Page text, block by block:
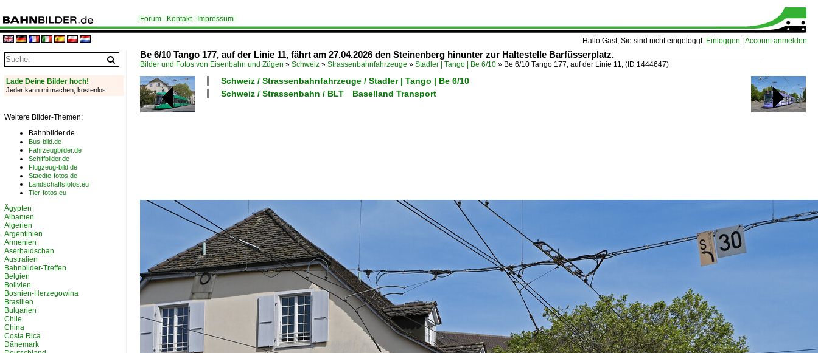
Hallo Gast, Sie sind nicht eingeloggt. Einloggen Account anmelden
Forum Kontakt Impressum
Be 6/10 Tango 177, auf der Linie 11, fährt am 27.04.2026 den Steinenberg hinunter zur Haltestelle Barfüsserplatz.
Bilder und Fotos von Eisenbahn und Zügen » Schweiz » Strassenbahnfahrzeuge » Stadler | Tango | Be 6/10 » Be 6/10 Tango 177, auf der Linie 11, (ID 1444647)
Schweiz / Strassenbahnfahrzeuge / Stadler | Tango | Be 6/10
Schweiz / Strassenbahn / BLT Baselland Transport
Lade Deine Bilder hoch!
Jeder kann mitmachen, kostenlos!
Weitere Bilder-Themen:
Bahnbilder.de
Bus-bild.de
Fahrzeugbilder.de
Schiffbilder.de
Flugzeug-bild.de
Staedte-fotos.de
Landschaftsfotos.eu
Tier-fotos.eu
Ägypten
Albanien
Algerien
Argentinien
Armenien
Aserbaidschan
Australien
Bahnbilder-Treffen
Belgien
Bolivien
Bosnien-Herzegowina
Brasilien
Bulgarien
Chile
China
Costa Rica
Dänemark